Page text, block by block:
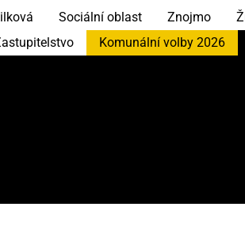
Sociální oblast Znojmo
Komunální volby 2026